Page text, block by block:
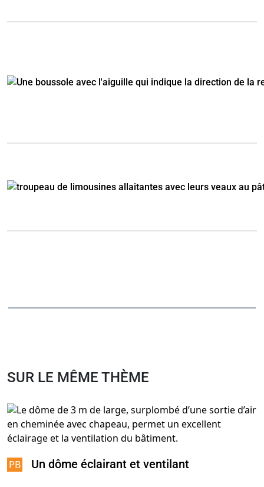
SUR LE MÊME THÈME
Un dôme éclairant et ventilant